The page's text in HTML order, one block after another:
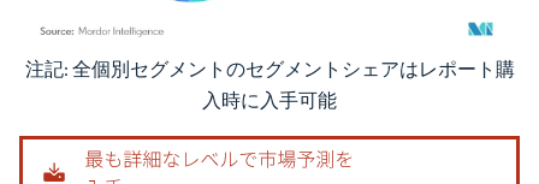
画像 © Mordor Intelligence。再利用にはCC BY 4.0の表示が必要です。
注記: 全個別セグメントのセグメントシェアはレポート購
入時に入手可能